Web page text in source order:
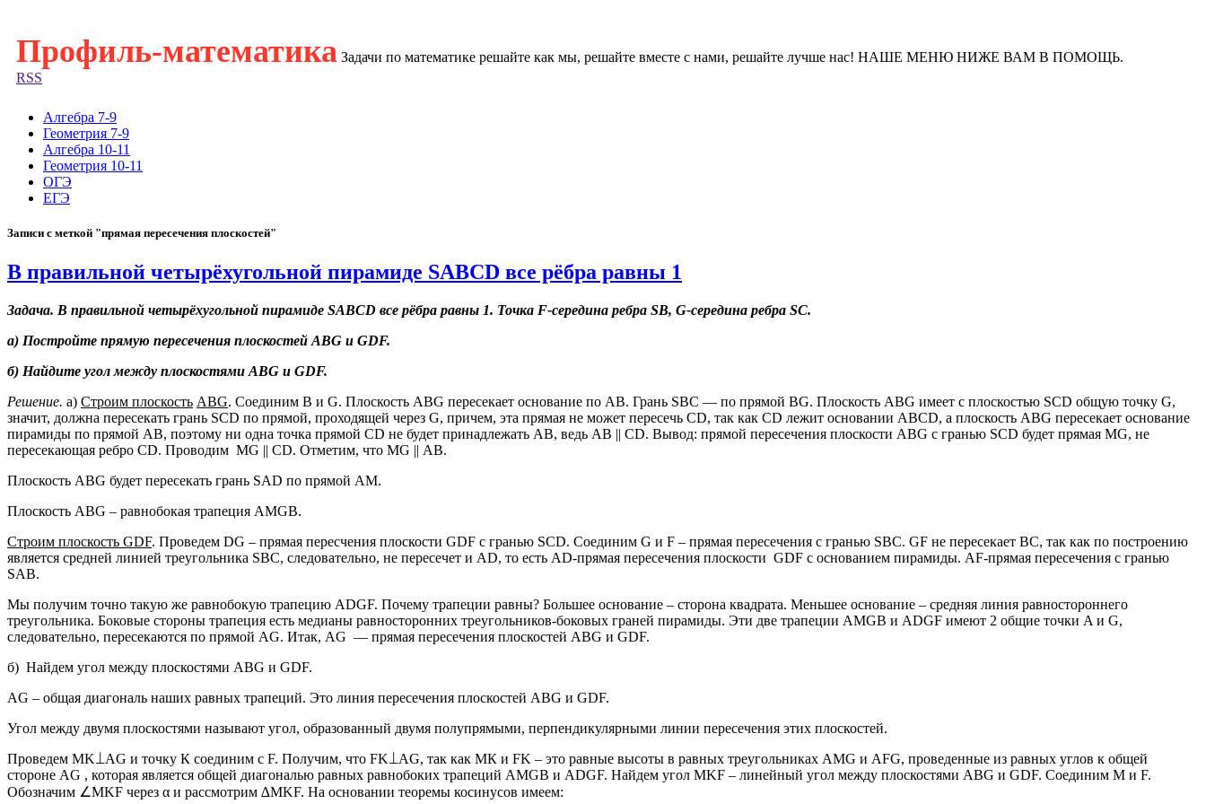
Профиль-математика Задачи по математике решайте как мы, решайте вместе с нами, решайте лучше нас! НАШЕ МЕНЮ НИЖЕ ВАМ В ПОМОЩЬ.
RSS
Алгебра 7-9
Геометрия 7-9
Алгебра 10-11
Геометрия 10-11
ОГЭ
ЕГЭ
Записи с меткой "прямая пересечения плоскостей"
В правильной четырёхугольной пирамиде SABCD все рёбра равны 1
Задача. В правильной четырёхугольной пирамиде SABCD все рёбра равны 1. Точка F-середина ребра SВ, G-середина ребра SC.
а) Постройте прямую пересечения плоскостей ABG и GDF.
б) Найдите угол между плоскостями ABG и GDF.
Решение. а) Строим плоскость ABG. Соединим B и G. Плоскость ABG пересекает основание по АВ. Грань SBC — по прямой BG. Плоскость ABG имеет с плоскостью SCD общую точку G,
значит, должна пересекать грань SCD по прямой, проходящей через G, причем, эта прямая не может пересечь CD, так как CD лежит основании АВCD, а плоскость ABG пересекает основание
пирамиды по прямой АВ, поэтому ни одна точка прямой CD не будет принадлежать АВ, ведь АВ || CD. Вывод: прямой пересечения плоскости ABG с гранью SCD будет прямая MG, не
пересекающая ребро CD. Проводим MG || CD. Отметим, что MG || АВ.
Плоскость ABG будет пересекать грань SAD по прямой AM.
Плоскость ABG – равнобокая трапеция AMGB.
Строим плоскость GDF. Проведем DG – прямая пересчения плоскости GDF с гранью SCD. Соединим G и F – прямая пересечения с гранью SBC. GF не пересекает BC, так как по построению
является средней линией треугольника SBC, следовательно, не пересечет и AD, то есть AD-прямая пересечения плоскости GDF с основанием пирамиды. AF-прямая пересечения с гранью
SAB.
Мы получим точно такую же равнобокую трапецию ADGF. Почему трапеции равны? Большее основание – сторона квадрата. Меньшее основание – средняя линия равностороннего
треугольника. Боковые стороны трапеция есть медианы равносторонних треугольников-боковых граней пирамиды. Эти две трапеции AMGB и ADGF имеют 2 общие точки A и G,
следовательно, пересекаются по прямой AG. Итак, AG — прямая пересечения плоскостей ABG и GDF.
б) Найдем угол между плоскостями ABG и GDF.
AG – общая диагональ наших равных трапеций. Это линия пересечения плоскостей ABG и GDF.
Угол между двумя плоскостями называют угол, образованный двумя полупрямыми, перпендикулярными линии пересечения этих плоскостей.
Проведем MK⟘AG и точку К соединим с F. Получим, что FK⟘AG, так как МК и FK – это равные высоты в равных треугольниках AMG и AFG, проведенные из равных углов к общей
стороне AG , которая является общей диагональю равных равнобоких трапеций AMGB и ADGF. Найдем угол MKF – линейный угол между плоскостями ABG и GDF. Соединим M и F.
Обозначим ∠MKF через α и рассмотрим ∆MKF. На основании теоремы косинусов имеем: